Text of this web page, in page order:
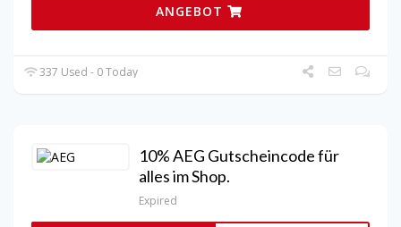
ANGEBOT
337 Used - 0 Today
10% AEG Gutscheincode für
alles im Shop.
Expired